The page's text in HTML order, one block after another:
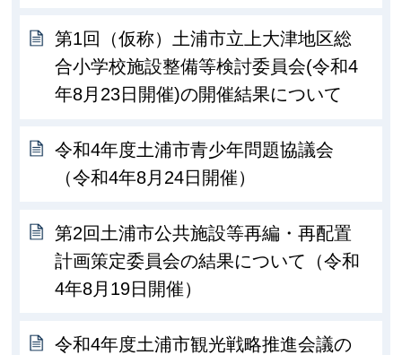
第1回（仮称）土浦市立上大津地区総
合小学校施設整備等検討委員会(令和4
年8月23日開催)の開催結果について
令和4年度土浦市青少年問題協議会
（令和4年8月24日開催）
第2回土浦市公共施設等再編・再配置
計画策定委員会の結果について（令和
4年8月19日開催）
令和4年度土浦市観光戦略推進会議の